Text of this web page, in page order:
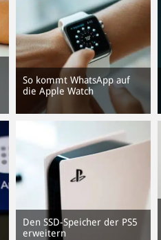
So kommt WhatsApp auf
die Apple Watch
Den SSD-Speicher der PS5
erweitern